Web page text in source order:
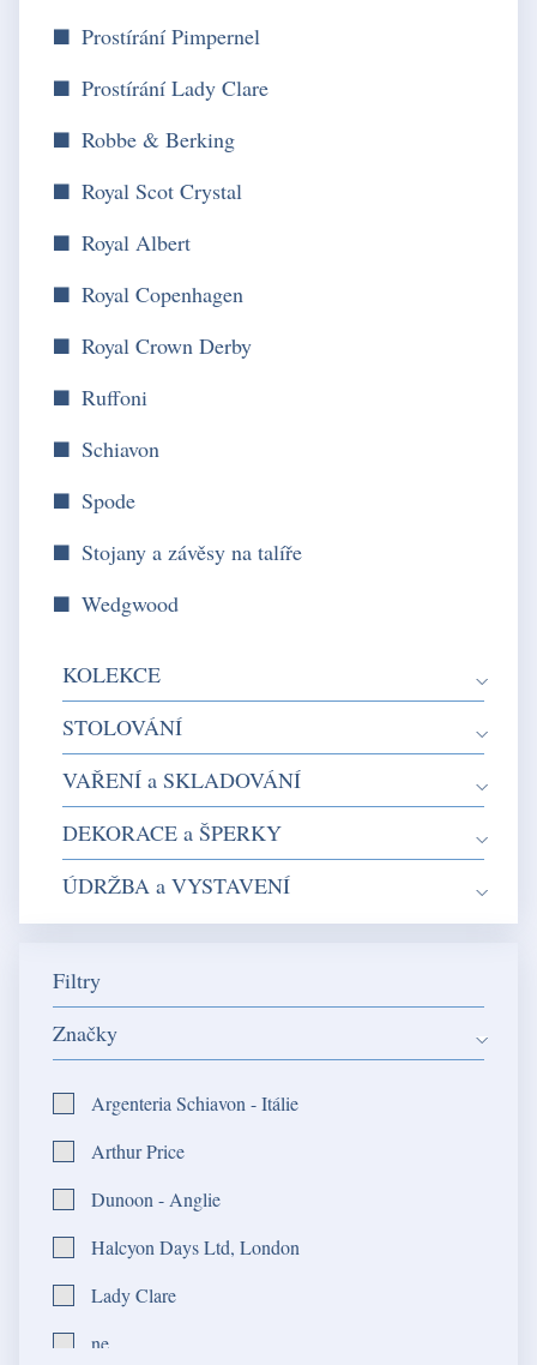
Prostírání Pimpernel
Prostírání Lady Clare
Robbe & Berking
Royal Scot Crystal
Royal Albert
Royal Copenhagen
Royal Crown Derby
Ruffoni
Schiavon
Spode
Stojany a závěsy na talíře
Wedgwood
KOLEKCE
STOLOVÁNÍ
VAŘENÍ a SKLADOVÁNÍ
DEKORACE a ŠPERKY
ÚDRŽBA a VYSTAVENÍ
Filtry
Značky
Argenteria Schiavon - Itálie
Arthur Price
Dunoon - Anglie
Halcyon Days Ltd, London
Lady Clare
ne